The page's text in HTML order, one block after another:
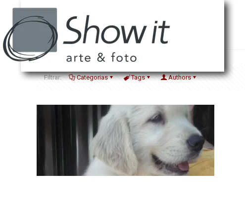
Filtrar: Categorias Tags Authors